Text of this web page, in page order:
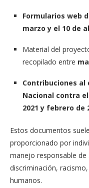
Formularios web
marzo y el 10 de
Material del
recopilado entre
Contribuciones
Nacional contra
2021 y febrero de
Estos documentos
proporcionado por
manejo responsable
discriminación,
humanos.